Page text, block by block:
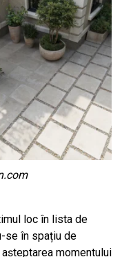
loc în lista de
se în spațiu de
momentului